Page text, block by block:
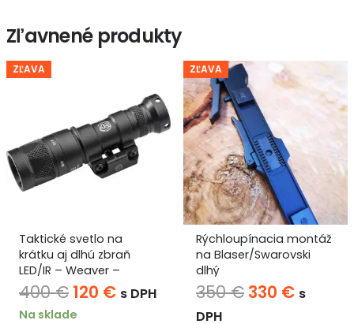
Zľavnené produkty
ZĽAVA
Taktické svetlo na
krátku aj dlhú zbraň
LED/IR – Weaver –
M300V SCOUT LIGHT®
400€ Pôvodná
cena
120 €Aktuálna
s DPH
Na sklade
ZĽAVA
Rýchloupínacia montáž
na Blaser/Swarovski
dlhý
350€ Pôvodná
330 € s
DPH